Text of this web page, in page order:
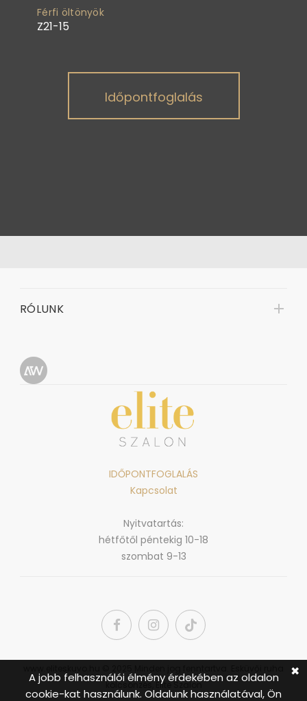
Férfi öltönyök
Z21-15
Időpontfoglalás
RÓLUNK
IDŐPONTFOGLALÁS
Kapcsolat
Nyitvatartás:
hétfőtől péntekig 10-18
szombat 9-13
kölcsönzés, Elite Szalon
A jobb felhasználói élmény érdekében az oldalon
cookie-kat használunk. Oldalunk használatával, Ön
✖